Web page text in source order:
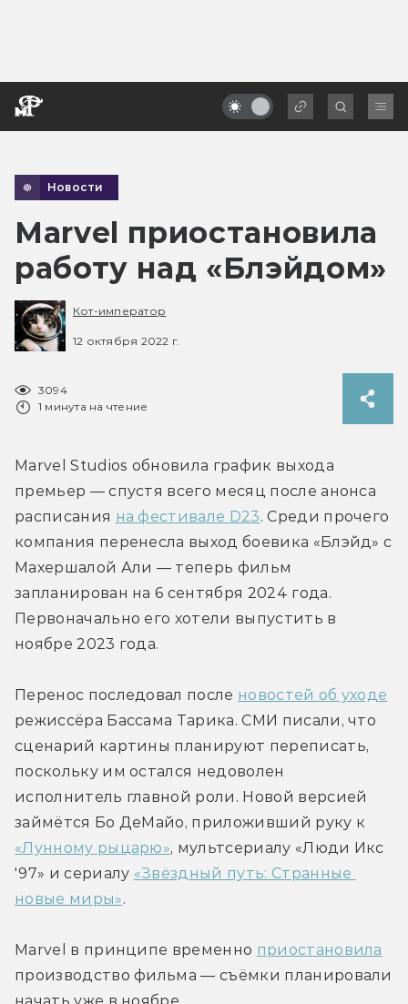
Новости
Marvel приостановила
работу над «Блэйдом»
Кот-император
12 октября 2022 г.
3094
1 минута на чтение
Marvel Studios обновила график выхода
премьер — спустя всего месяц после анонса
расписания на фестивале D23. Среди прочего
компания перенесла выход боевика «Блэйд» с
Махершалой Али — теперь фильм
запланирован на 6 сентября 2024 года.
Первоначально его хотели выпустить в
ноябре 2023 года.
Перенос последовал после новостей об уходе
режиссёра Бассама Тарика. СМИ писали, что
сценарий картины планируют переписать,
поскольку им остался недоволен
исполнитель главной роли. Новой версией
«Лунному рыцарю», мультсериалу «Люди Икс
'97» и сериалу «Звёздный путь: Странные
новые миры».
Marvel в принципе временно приостановила
производство фильма — съёмки планировали
начать уже в ноябре.